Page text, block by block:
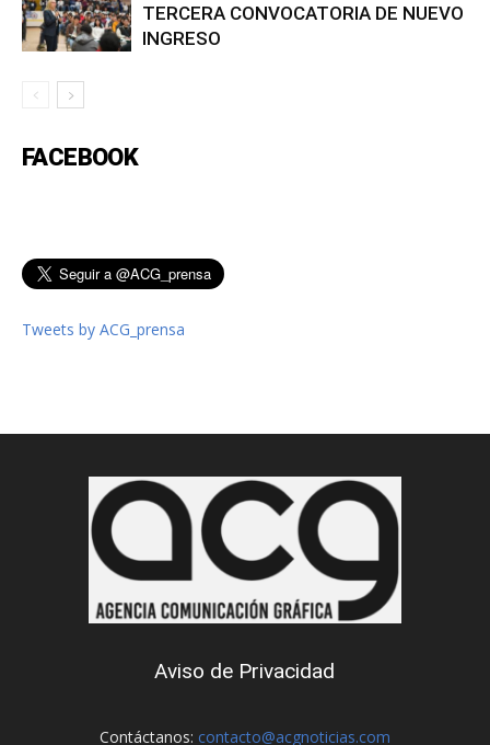
TERCERA CONVOCATORIA DE NUEVO
INGRESO
FACEBOOK
Tweets by ACG_prensa
Aviso de Privacidad
Contáctanos: contacto@acgnoticias.com